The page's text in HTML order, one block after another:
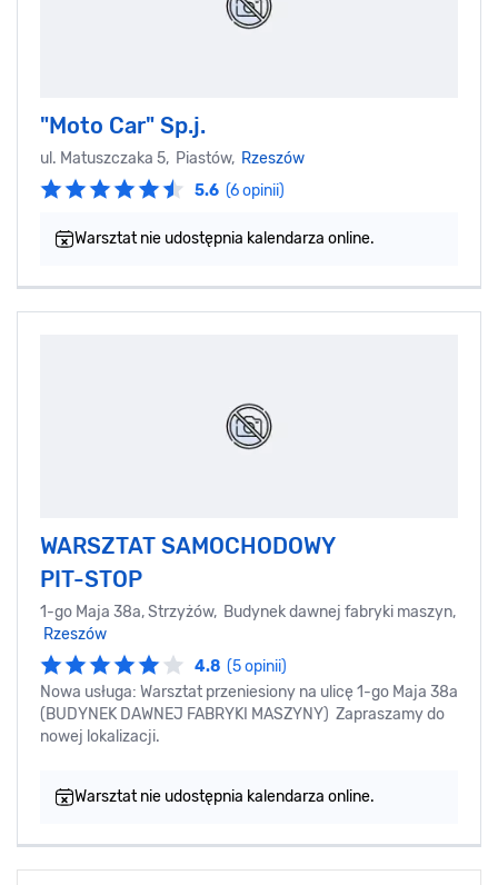
"Moto Car" Sp.j.
ul. Matuszczaka 5, Piastów, Rzeszów
5.6 (6 opinii)
Warsztat nie udostępnia kalendarza online.
WARSZTAT SAMOCHODOWY
PIT-STOP
1-go Maja 38a, Strzyżów, Budynek dawnej fabryki maszyn,
Rzeszów
4.8 (5 opinii)
Nowa usługa: Warsztat przeniesiony na ulicę 1-go Maja 38a
(BUDYNEK DAWNEJ FABRYKI MASZYNY) Zapraszamy do
nowej lokalizacji.
Warsztat nie udostępnia kalendarza online.